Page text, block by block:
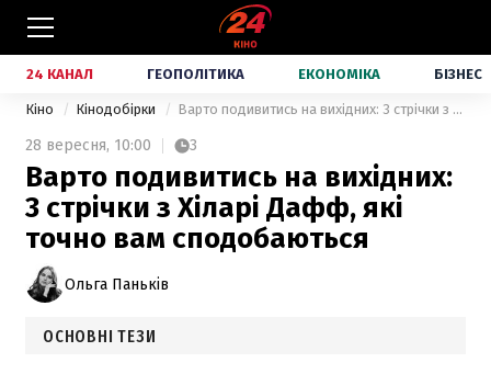
24 КАНАЛ ГЕОПОЛІТИКА ЕКОНОМІКА БІЗНЕС
Кіно Кінодобірки Варто подивитись на вихідних: 3 стрічки з Хіларі Дафф, які точно вам сподобаються
28 вересня, 10:00 3
Варто подивитись на вихідних:
3 стрічки з Хіларі Дафф, які
точно вам сподобаються
Ольга Паньків
ОСНОВНІ ТЕЗИ